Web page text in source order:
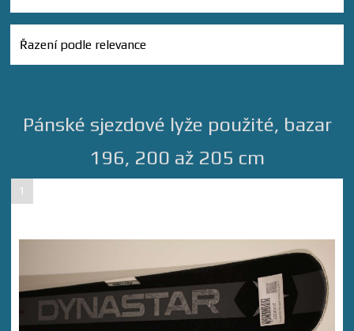
Pánské sjezdové lyže použité, bazar
196, 200 až 205 cm
1